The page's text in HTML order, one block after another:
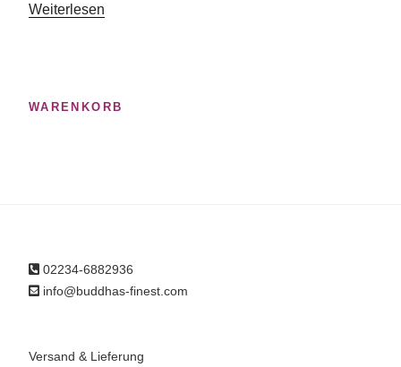
Weiterlesen
WARENKORB
02234-6882936
info@buddhas-finest.com
Versand & Lieferung